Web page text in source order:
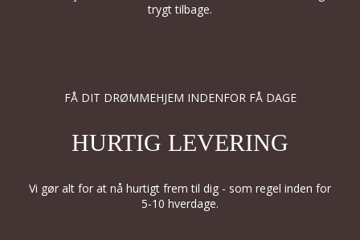
trygt tilbage.
FÅ DIT DRØMMEHJEM INDENFOR FÅ DAGE
HURTIG LEVERING
Vi gør alt for at nå hurtigt frem til dig - som regel inden for
5-10 hverdage.